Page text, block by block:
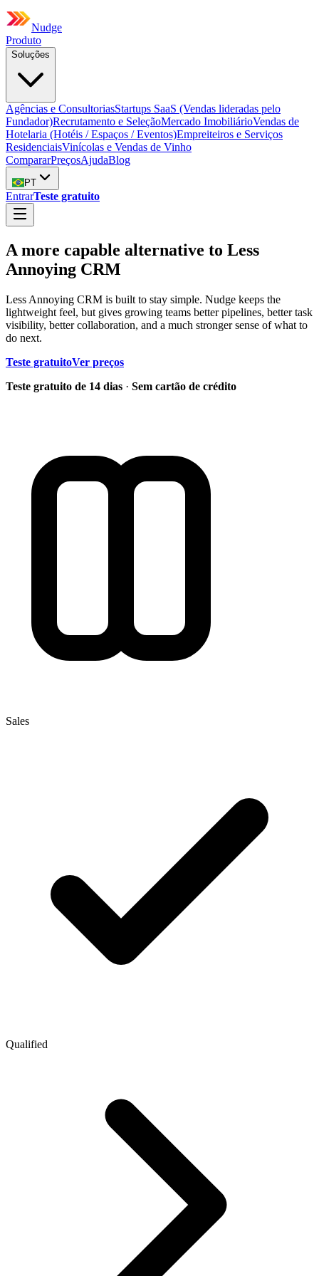
Nudge
Produto
Soluções
Agências e ConsultoriasStartups SaaS (Vendas lideradas pelo
Fundador)Recrutamento e SeleçãoMercado ImobiliárioVendas de
Hotelaria (Hotéis / Espaços / Eventos)Empreiteiros e Serviços
ResidenciaisVinícolas e Vendas de Vinho
CompararPreçosAjudaBlog
PT
EntrarTeste gratuito
A more capable alternative to Less
Annoying CRM
Less Annoying CRM is built to stay simple. Nudge keeps the
lightweight feel, but gives growing teams better pipelines, better task
visibility, better collaboration, and a much stronger sense of what to
do next.
Teste gratuitoVer preços
Teste gratuito de 14 dias · Sem cartão de crédito
Sales
Qualified